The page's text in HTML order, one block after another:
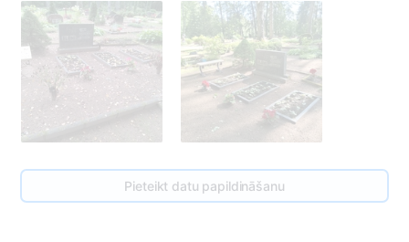
Pieteikt datu papildināšanu